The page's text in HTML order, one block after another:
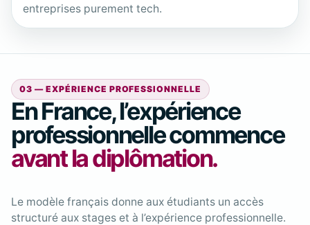
entreprises purement tech.
03 — EXPÉRIENCE PROFESSIONNELLE
En France, l’expérience
professionnelle commence
avant la diplômation.
Le modèle français donne aux étudiants un accès
structuré aux stages et à l’expérience professionnelle.